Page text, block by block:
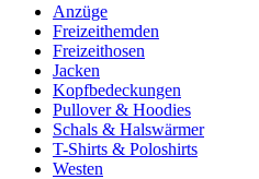
Anzüge
Freizeithemden
Freizeithosen
Jacken
Kopfbedeckungen
Pullover & Hoodies
Schals & Halswärmer
T-Shirts & Poloshirts
Westen